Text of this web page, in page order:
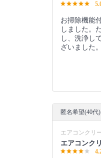
お掃除機能
しました。
し、洗浄し
ざいました
匿名希望(40代)
エアコンクリ
エアコンク